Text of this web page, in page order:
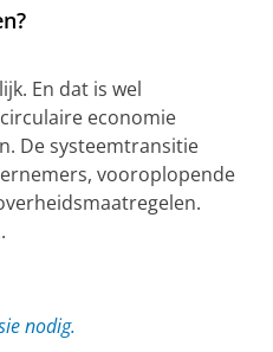
En dat is wel
economie
De systeemtransitie
vooroplopende